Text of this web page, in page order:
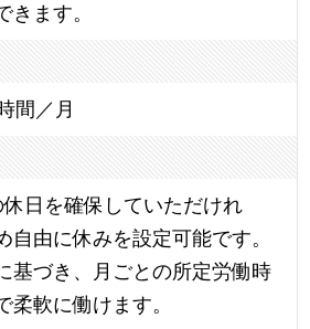
きます。
間／月
日を確保していただけれ
自由に休みを設定可能です。
基づき、月ごとの所定労働時
柔軟に働けます。